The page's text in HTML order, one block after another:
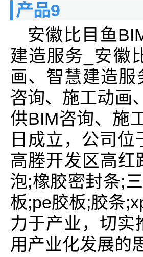
产品9
安徽比目鱼
建造服务_安徽
画、智慧建造
咨询、施工动画
供BIM咨询、施
日成立，公司
高塍开发区高红
泡;橡胶密封条;
板;pe胶板;胶条
力于产业，切实
用产业化发展的